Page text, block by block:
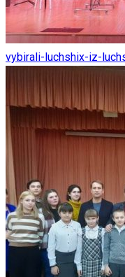
vybirali-luchshix-iz-